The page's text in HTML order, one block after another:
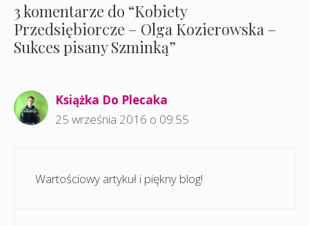
3 komentarze do “Kobiety
Przedsiębiorcze – Olga Kozierowska –
Sukces pisany Szminką”
Książka Do Plecaka
25 września 2016 o 09:55
Wartościowy artykuł i piękny blog!